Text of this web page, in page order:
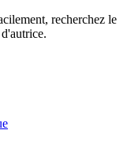
recherchez le